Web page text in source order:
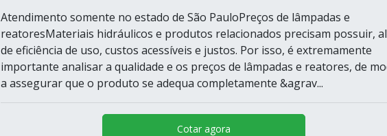
Atendimento somente no estado de São PauloPreços de lâmpadas e
reatoresMateriais hidráulicos e produtos relacionados precisam possuir,
de eficiência de uso, custos acessíveis e justos. Por isso, é extremamente
importante analisar a qualidade e os preços de lâmpadas e reatores, de
a assegurar que o produto se adequa completamente &agrav...
Cotar agora